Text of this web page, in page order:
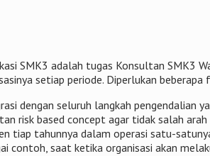
SMK3 adalah tugas Konsultan SMK3
setiap periode. Diperlukan
dengan seluruh langkah pengendalian
risk based concept agar tidak salah arah
tiap tahunnya dalam operasi satu-
contoh, saat ketika organisasi akan